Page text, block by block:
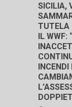
SICILIA,
TUTELA
IL WWF: